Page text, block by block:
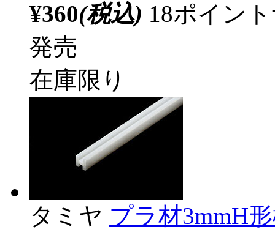
¥360(税込) 18ポイン
発売
在庫限り
タミヤ プラ材3mmH